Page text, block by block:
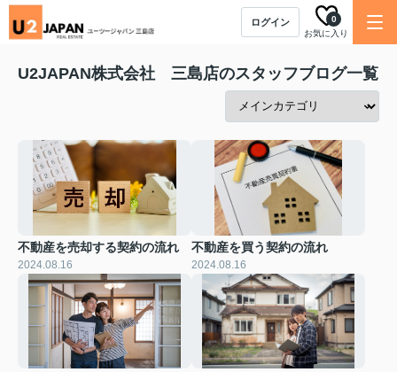
ログイン
お気に入り
0
U2JAPAN株式会社 三島店のスタッフブログ一覧
不動産を売却する契約の流れ
2024.08.16
不動産を買う契約の流れ
2024.08.16